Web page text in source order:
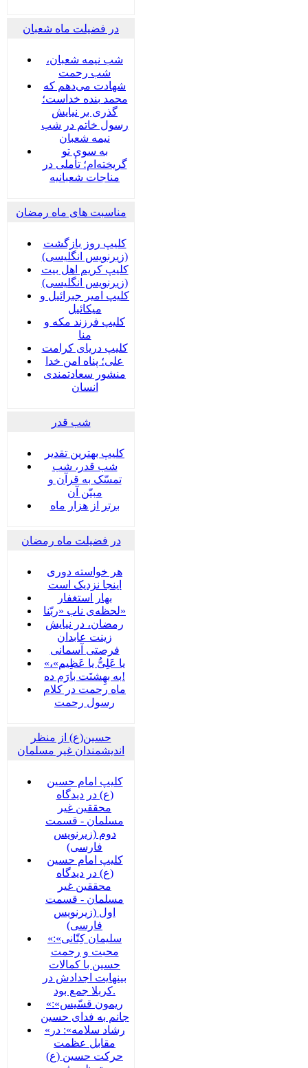
در فضیلت ماه شعبان
شب نیمه شعبان،
شب رحمت
شهادت می‌دهم که
محمد بنده خداست؛
گذری بر نیایش
رسول خاتم در شب
نیمه شعبان
به سوی تو
گریخته‌ام؛ تأملی در
مناجات شعبانیه
مناسبت های ماه رمضان
کلیپ روز بازگشت
(زیرنویس انگلیسی)
کلیپ کریم اهل بیت
(زیرنویس انگلیسی)
کلیپ امیر جبرائیل و
میکائیل
کلیپ فرزند مکه و
منا
کلیپ دریای کرامت
علی؛ پناه امن خدا
منشور سعادتمندی
انسان
شب قدر
کلیپ بهترین تقدیر
شب قدر، شب
تمسّک به قرآن و
مبیّن آن
برتر از هزار ماه
در فضیلت ماه رمضان
هر خواسته دوری
اینجا نزدیک است
بهار استغفار
لحظه‌ی ناب «ربّنا»
رمضان، در نیایش
زینت عابدان
فرصتی آسمانی
«یا عَلِیُّ یا عَظِیم»،
به بهِشتَت بارَم ده!
ماه رحمت در کلام
رسول رحمت
حسین(ع) از منظر
اندیشمندان غیر مسلمان
کلیپ امام حسین
(ع) در دیدگاه
محققین غیر
مسلمان - قسمت
دوم (زیرنویس
فارسی)
کلیپ امام حسین
(ع) در دیدگاه
محققین غیر
مسلمان - قسمت
اول (زیرنویس
فارسی)
«سلیمان کِتّانی»:
محبت و رحمت
حسین با کمالات
بینهایت اجدادش در
کربلا جمع بود.
«ریمون قسّیس»:
جانم به فدای حسین
«رشاد سلامه»: در
مقابل عظمت
حرکت حسین (ع)